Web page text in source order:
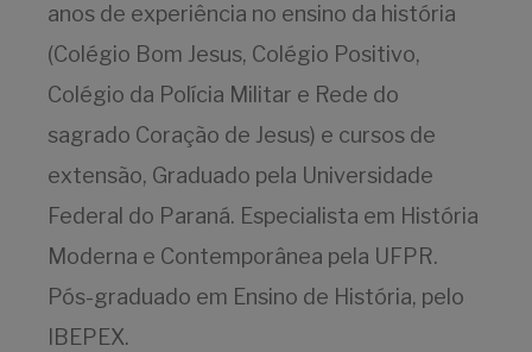
anos de experiência no ensino da história
(Colégio Bom Jesus, Colégio Positivo,
Colégio da Polícia Militar e Rede do
sagrado Coração de Jesus) e cursos de
extensão, Graduado pela Universidade
Federal do Paraná. Especialista em História
Moderna e Contemporânea pela UFPR.
Pós-graduado em Ensino de História, pelo
IBEPEX.